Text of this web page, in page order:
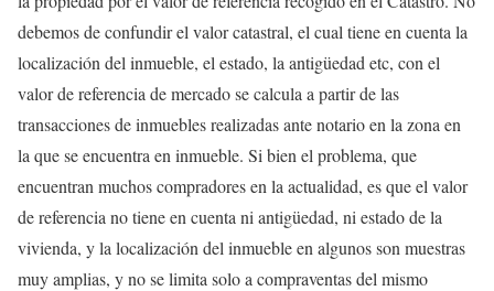
debemos de confundir el valor catastral, el cual tiene en cuenta la
localización del inmueble, el estado, la antigüedad etc, con el
valor de referencia de mercado se calcula a partir de las
transacciones de inmuebles realizadas ante notario en la zona en
la que se encuentra en inmueble. Si bien el problema, que
encuentran muchos compradores en la actualidad, es que el valor
de referencia no tiene en cuenta ni antigüedad, ni estado de la
vivienda, y la localización del inmueble en algunos son muestras
muy amplias, y no se limita solo a compraventas del mismo